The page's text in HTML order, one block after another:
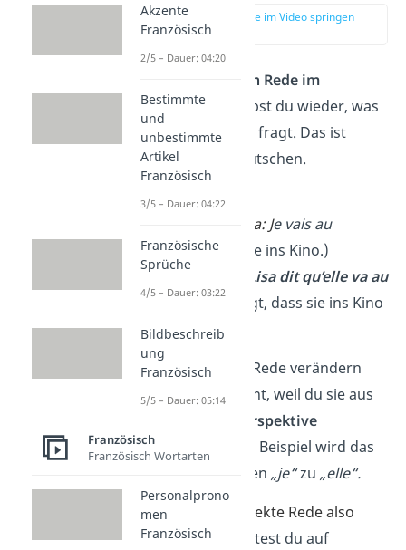
zur Stelle im Video springen
indirekten Rede im
Französischen
gibst du wieder, was
jemand sagt oder fragt. Das ist
genau wie im Deutschen.
➡️ Beispiel:
Lisa:Je vais au
cinéma.“(Ich gehe ins Kino.)
indirekte Rede:
Lisa dit qu’elle va au
cinéma.“(Lisa sagt, dass sie ins Kino
geht.)
In der indirekten Rede verändern
sich die Sätze leicht, weil du sie aus
anderen Perspektive
wiedergibst
. Zum Beispiel wird das
Personalpronomen „je“zu „elle“.
Wenn du die indirekte Rede also
selbst bildest, sol
ltest du auf
Akzente
Französisch
2/5 – Dauer: 04:20
Bestimmte
und
unbestimmte
Artikel
Französisch
3/5 – Dauer: 04:22
Französische
Sprüche
4/5 – Dauer: 03:22
Bildbeschreib
ung
Französisch
5/5 – Dauer: 05:14
Französisch
Französisch Wortarten
Personalprono
men
Französisch